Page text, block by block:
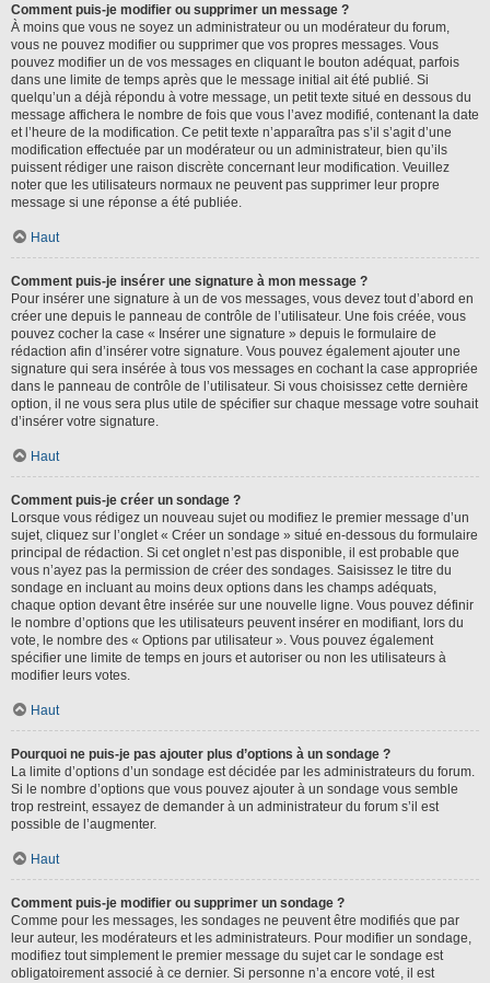
Comment puis-je modifier ou supprimer un message ?
À moins que vous ne soyez un administrateur ou un modérateur du forum,
vous ne pouvez modifier ou supprimer que vos propres messages. Vous
pouvez modifier un de vos messages en cliquant le bouton adéquat, parfois
dans une limite de temps après que le message initial ait été publié. Si
quelqu’un a déjà répondu à votre message, un petit texte situé en dessous du
message affichera le nombre de fois que vous l’avez modifié, contenant la date
et l’heure de la modification. Ce petit texte n’apparaîtra pas s’il s’agit d’une
modification effectuée par un modérateur ou un administrateur, bien qu’ils
puissent rédiger une raison discrète concernant leur modification. Veuillez
noter que les utilisateurs normaux ne peuvent pas supprimer leur propre
message si une réponse a été publiée.
Haut
Comment puis-je insérer une signature à mon message ?
Pour insérer une signature à un de vos messages, vous devez tout d’abord en
créer une depuis le panneau de contrôle de l’utilisateur. Une fois créée, vous
pouvez cocher la case « Insérer une signature » depuis le formulaire de
rédaction afin d’insérer votre signature. Vous pouvez également ajouter une
signature qui sera insérée à tous vos messages en cochant la case appropriée
dans le panneau de contrôle de l’utilisateur. Si vous choisissez cette dernière
option, il ne vous sera plus utile de spécifier sur chaque message votre souhait
d’insérer votre signature.
Haut
Comment puis-je créer un sondage ?
Lorsque vous rédigez un nouveau sujet ou modifiez le premier message d’un
sujet, cliquez sur l’onglet « Créer un sondage » situé en-dessous du formulaire
principal de rédaction. Si cet onglet n’est pas disponible, il est probable que
vous n’ayez pas la permission de créer des sondages. Saisissez le titre du
sondage en incluant au moins deux options dans les champs adéquats,
chaque option devant être insérée sur une nouvelle ligne. Vous pouvez définir
le nombre d’options que les utilisateurs peuvent insérer en modifiant, lors du
vote, le nombre des « Options par utilisateur ». Vous pouvez également
spécifier une limite de temps en jours et autoriser ou non les utilisateurs à
modifier leurs votes.
Haut
Pourquoi ne puis-je pas ajouter plus d’options à un sondage ?
La limite d’options d’un sondage est décidée par les administrateurs du forum.
Si le nombre d’options que vous pouvez ajouter à un sondage vous semble
trop restreint, essayez de demander à un administrateur du forum s’il est
possible de l’augmenter.
Haut
Comment puis-je modifier ou supprimer un sondage ?
Comme pour les messages, les sondages ne peuvent être modifiés que par
leur auteur, les modérateurs et les administrateurs. Pour modifier un sondage,
modifiez tout simplement le premier message du sujet car le sondage est
obligatoirement associé à ce dernier. Si personne n’a encore voté, il est